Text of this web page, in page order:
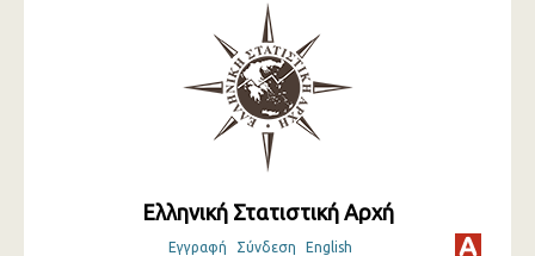
Ελληνική Στατιστική Αρχή
Εγγραφή Σύνδεση English